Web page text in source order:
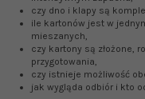
czy dno i klapy są
ile kartonów jest w
mieszanych,
czy kartony są złożone,
przygotowania,
czy istnieje możliwość
jak wygląda odbiór i kto